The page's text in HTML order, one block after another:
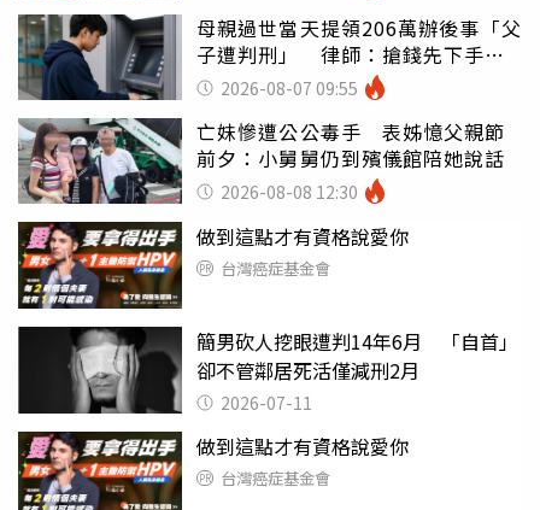
母親過世當天提領206萬辦後事「父
子遭判刑」 律師：搶錢先下手是
罪 2026-08-07 09:55
亡妹慘遭公公毒手 表姊憶父親節
前夕：小舅舅仍到殯儀館陪她說話
2026-08-08 12:30
做到這點才有資格說愛你
台灣癌症基金會
簡男砍人挖眼遭判14年6月 「自首」
卻不管鄰居死活僅減刑2月
2026-07-11
做到這點才有資格說愛你
台灣癌症基金會